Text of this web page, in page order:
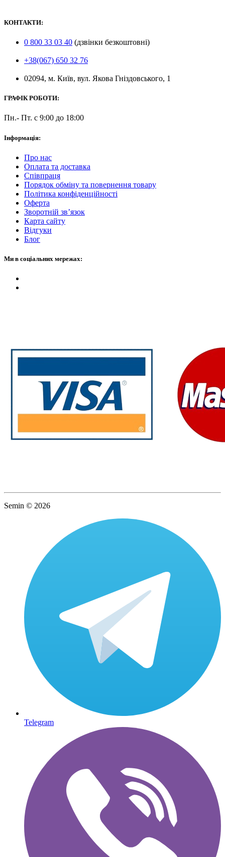
КОНТАКТИ:
0 800 33 03 40 (дзвінки безкоштовні)
+38(067) 650 32 76
02094, м. Київ, вул. Якова Гніздовського, 1
ГРАФІК РОБОТИ:
Пн.- Пт. с 9:00 до 18:00
Інформація:
Про нас
Оплата та доставка
Співпраця
Порядок обміну та повернення товару
Політика конфіденційності
Оферта
Зворотній зв’язок
Карта сайту
Відгуки
Блог
Ми в соціальних мережах:
Semin © 2026
Telegram